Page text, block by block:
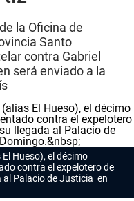
la Oficina de
Santo
contra Gabriel
será enviado a la
Hueso), el décimo
contra el expelotero de
al Palacio de Justicia en